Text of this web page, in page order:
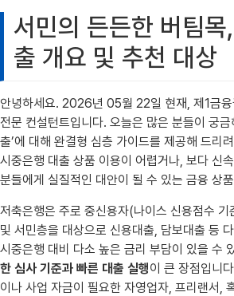
서민의 든든한 버팀목
출 개요 및 추천 대상
안녕하세요. 2026년 05월 22일 현재, 제1금
전문 컨설턴트입니다. 오늘은 많은 분들이 궁금
출’에 대해 완결형 심층 가이드를 제공해 드리
시중은행 대출 상품 이용이 어렵거나, 보다 신
분들에게 실질적인 대안이 될 수 있는 금융 상
저축은행은 주로 중신용자(나이스 신용점수
및 서민층을 대상으로 신용대출, 담보대출 등
시중은행 대비 다소 높은 금리 부담이 있을 수
한 심사 기준과 빠른 대출 실행이 큰 장점입니
이나 사업 자금이 필요한 자영업자, 프리랜서,